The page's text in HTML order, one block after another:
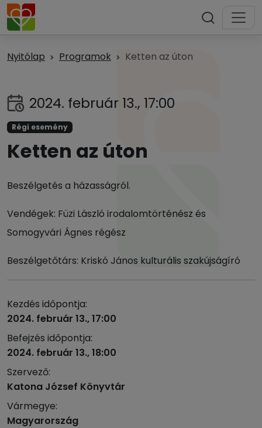
Nyitólap Programok Ketten az úton
2024. február 13., 17:00
Régi esemény
Ketten az úton
Beszélgetés a házasságról.
Vendégek: Füzi László irodalomtörténész és
Somogyvári Ágnes régész
Beszélgetőtárs: Kriskó János kulturális szakújságíró
Kezdés időpontja:
2024. február 13., 17:00
Befejzés időpontja:
2024. február 13., 18:00
Szervező:
Katona József Könyvtár
Vármegye:
Magyarország